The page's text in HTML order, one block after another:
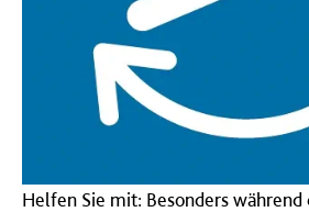
Helfen Sie mit: Besonders während